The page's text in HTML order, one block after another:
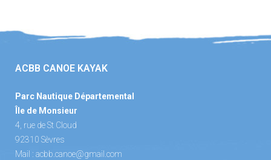
ACBB CANOE KAYAK
Parc Nautique Départemental
Île de Monsieur
4, rue de St Cloud
92310 Sèvres
Mail : acbb.canoe@gmail.com